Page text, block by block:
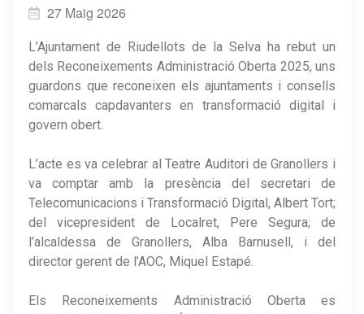
27 Maig 2026
L’Ajuntament de Riudellots de la Selva ha rebut un
dels Reconeixements Administració Oberta 2025, uns
guardons que reconeixen els ajuntaments i consells
comarcals capdavanters en transformació digital i
govern obert.
L’acte es va celebrar al Teatre Auditori de Granollers i
va comptar amb la presència del secretari de
Telecomunicacions i Transformació Digital, Albert Tort;
del vicepresident de Localret, Pere Segura; de
l’alcaldessa de Granollers, Alba Barnusell, i del
director gerent de l’AOC, Miquel Estapé.
Els Reconeixements Administració Oberta es